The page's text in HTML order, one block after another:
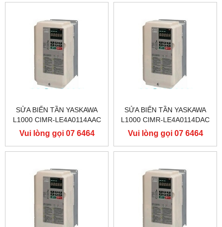
SỬA BIẾN TẦN YASKAWA
L1000 CIMR-LE4A0114AAC
400V 55KW, BIẾN TẦN
YASKAWA L1000
Vui lòng gọi 07 6464
9556
SỬA BIẾN TẦN YASKAWA
L1000 CIMR-LE4A0114DAC
400V 55KW, BIẾN TẦN
YASKAWA L1000
Vui lòng gọi 07 6464
9556